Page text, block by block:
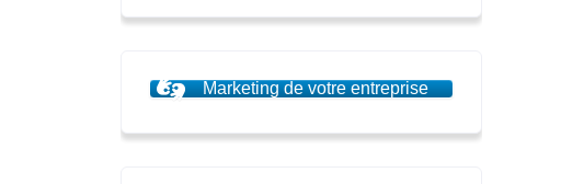
Marketing de votre entreprise